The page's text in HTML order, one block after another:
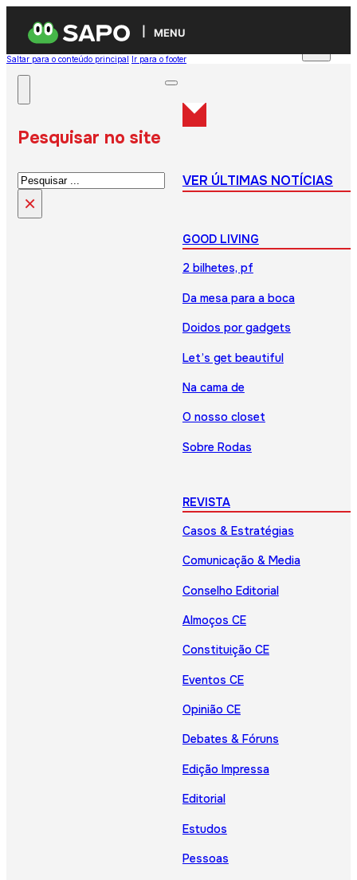
MENU
Saltar para o conteúdo principal Ir para o footer
Pesquisar no site
Pesquisar
×
VER ÚLTIMAS NOTÍCIAS
GOOD LIVING
2 bilhetes, pf
Da mesa para a boca
Doidos por gadgets
Let’s get beautiful
Na cama de
O nosso closet
Sobre Rodas
REVISTA
Casos & Estratégias
Comunicação & Media
Conselho Editorial
Almoços CE
Constituição CE
Eventos CE
Opinião CE
Debates & Fóruns
Edição Impressa
Editorial
Estudos
Pessoas